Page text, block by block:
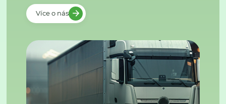
Více o nás